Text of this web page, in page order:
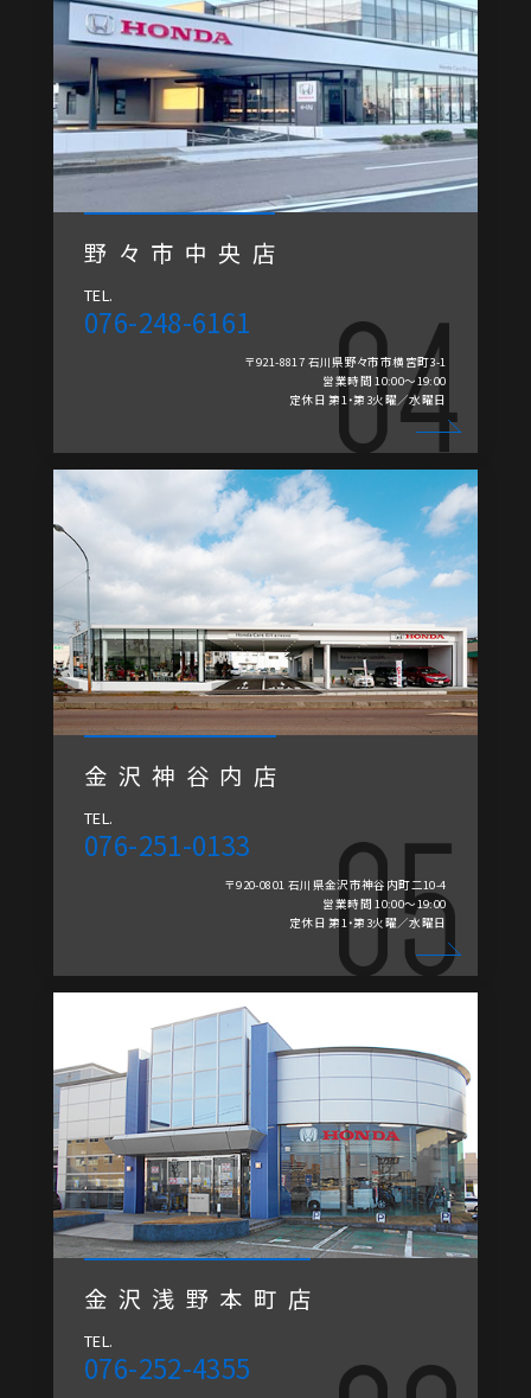
野々市中央店
TEL.
076-248-6161
〒921-8817 石川県野々市市横宮町3-1
営業時間 10:00～19:00
定休日 第1・第3火曜／水曜日
金沢神谷内店
TEL.
076-251-0133
〒920-0801 石川県金沢市神谷内町二10-4
営業時間 10:00～19:00
定休日 第1・第3火曜／水曜日
金沢浅野本町店
TEL.
076-252-4355